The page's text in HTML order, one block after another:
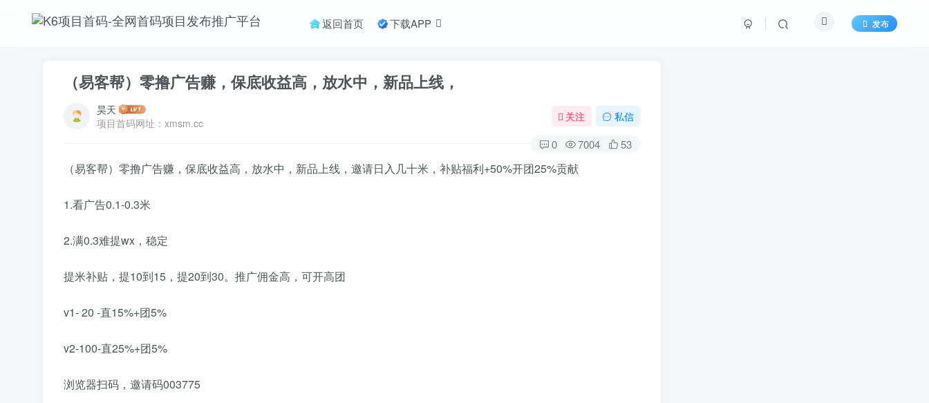
返回首页 下载APP 发布
（易客帮）零撸广告赚，保底收益高，放水中，新品上线，
昊天
项目首码网址：xmsm.cc
关注 私信
0 7004 53
（易客帮）零撸广告赚，保底收益高，放水中，新品上线，邀请日入几十米，补贴福利+50%开团25%贡献
1.看广告0.1-0.3米
2.满0.3难提wx，稳定
提米补贴，提10到15，提20到30。推广佣金高，可开高团
v1- 20 -直15%+团5%
v2-100-直25%+团5%
浏览器扫码，邀请码003775